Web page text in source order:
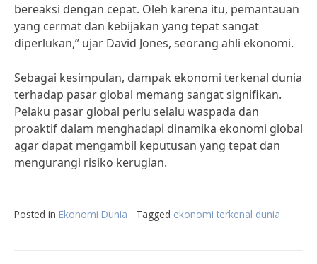
bereaksi dengan cepat. Oleh karena itu, pemantauan
yang cermat dan kebijakan yang tepat sangat
diperlukan,” ujar David Jones, seorang ahli ekonomi.
Sebagai kesimpulan, dampak ekonomi terkenal dunia
terhadap pasar global memang sangat signifikan.
Pelaku pasar global perlu selalu waspada dan
proaktif dalam menghadapi dinamika ekonomi global
agar dapat mengambil keputusan yang tepat dan
mengurangi risiko kerugian.
Posted in Ekonomi Dunia Tagged ekonomi terkenal dunia